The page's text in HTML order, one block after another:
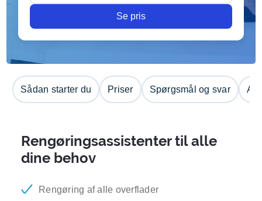
Se pris
Sådan starter du Priser Spørgsmål og svar
Rengøringsassistenter til alle
dine behov
Rengøring af alle overflader